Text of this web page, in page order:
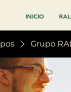
INICIO
Grupo